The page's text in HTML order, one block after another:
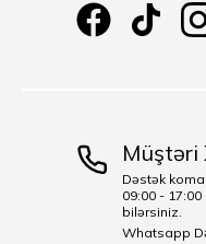
Müştəri
Dəstək
09:00 -
bilərsiniz.
Whatsapp